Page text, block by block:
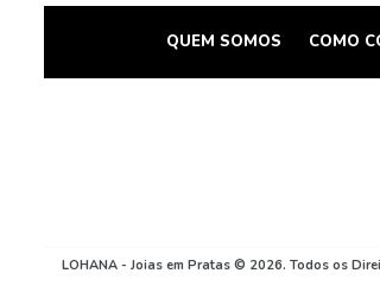
QUEM SOMOS COMO
LOHANA - Joias em Pratas © 2026. Todos os